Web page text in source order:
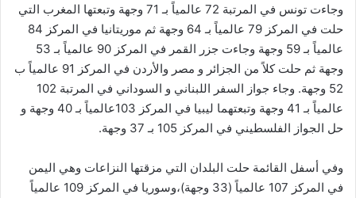
وجاءت تونس في المرتبة 72 عالمياً بـ 71 وجهة وتبعتها المغرب التي
حلت في المركز 79 عالمياً بـ 64 وجهة ثم موريتانيا في المركز 84
عالمياً بـ 59 وجهة وجاءت جزر القمر في المركز 90 عالمياً بـ 53
وجهة ثم حلت كلاً من الجزائر و مصر والأردن في المركز 91 عالمياً ب
52 وجهة. وجاء جواز السفر اللبناني و السوداني في المرتبة 102
عالمياً بـ 41 وجهة وتبعتهما ليبيا في المركز 103عالمياً بـ 40 وجهة و
حل الجواز الفلسطيني في المركز 105 بـ 37 وجهة.
وفي أسفل القائمة حلت البلدان التي مزقتها النزاعات وهي اليمن
في المركز 107 عالمياً (33 وجهة)،وسوريا في المركز 109 عالمياً